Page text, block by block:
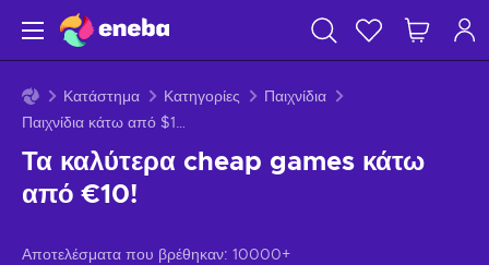
Κατάστημα Κατηγορίες
Παιχνίδια
Παιχνίδια κάτω από $10
Τα καλύτερα cheap games κάτω
από €10!
Αποτελέσματα που βρέθηκαν: 10000+